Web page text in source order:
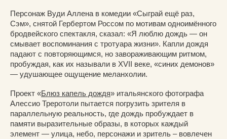
Персонаж Вуди Аллена в комедии «Сыграй ещё раз,
Сэм», снятой Гербертом Россом по мотивам одноимённого
бродвейского спектакля, сказал: «Я люблю дождь — он
смывает воспоминания с тротуара жизни». Капли дождя
падают с повторяющимся, но завораживающим ритмом,
пробуждая, как их называли в XVII веке, «синих демонов»
— удушающее ощущение меланхолии.
Проект «Блюз капель дождя» итальянского фотографа
Алессио Треротоли пытается погрузить зрителя в
параллельную реальность, где дождь пробуждает в
памяти выразительные образы, в которых каждый
элемент — улица, небо, персонажи и зритель – вовлечен